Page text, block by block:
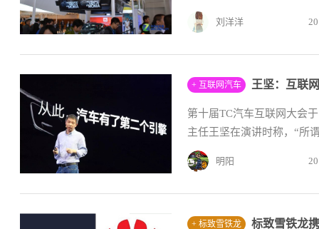
刘洋洋
+ 互联网汽车
第十届TC汽车互联网大会
主任王坚在演讲时称，“所
明阳
+ 标致雪铁龙 标致雪铁龙